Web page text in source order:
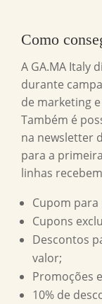
Como
A GA.MA Italy
durante
de marketing
Também é
na newsletter
para a
linhas
Cupom
Cupons
Descontos
valor;
Promoções
10% de